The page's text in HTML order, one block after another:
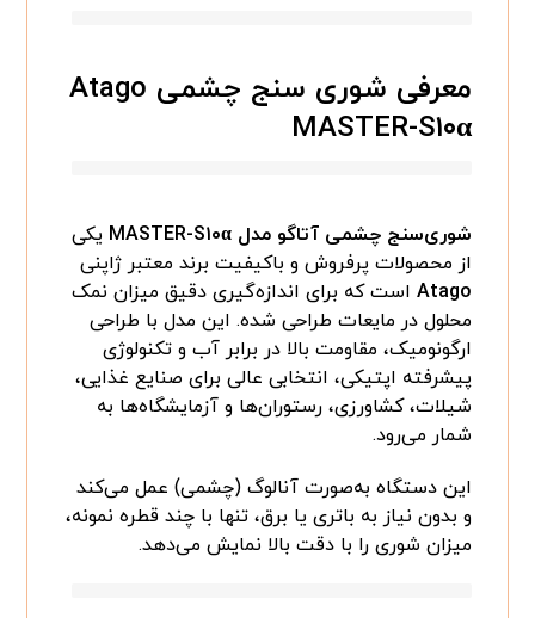
معرفی شوری سنج چشمی Atago
MASTER-S۱۰α
شوری‌سنج چشمی آتاگو مدل MASTER-S۱۰α
یکی
از محصولات پرفروش و باکیفیت برند معتبر ژاپنی
Atago است که برای اندازه‌گیری دقیق میزان نمک
محلول در مایعات طراحی شده. این مدل با طراحی
ارگونومیک، مقاومت بالا در برابر آب و تکنولوژی
پیشرفته اپتیکی، انتخابی عالی برای صنایع غذایی،
شیلات، کشاورزی، رستوران‌ها و آزمایشگاه‌ها به
شمار می‌رود.
این دستگاه به‌صورت آنالوگ (چشمی) عمل می‌کند
و بدون نیاز به باتری یا برق، تنها با چند قطره نمونه،
میزان شوری را با دقت بالا نمایش می‌دهد.